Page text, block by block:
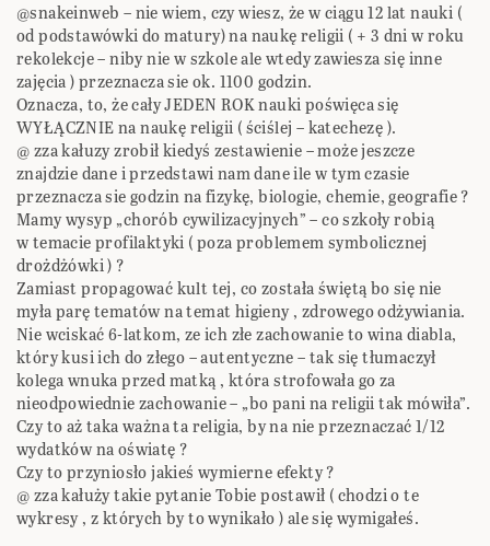
@snakeinweb – nie wiem, czy wiesz, że w ciągu 12 lat nauki (
od podstawówki do matury) na naukę religii ( + 3 dni w roku
rekolekcje – niby nie w szkole ale wtedy zawiesza się inne
zajęcia ) przeznacza sie ok. 1100 godzin.
Oznacza, to, że cały JEDEN ROK nauki poświęca się
WYŁĄCZNIE na naukę religii ( ściślej – katechezę ).
@ zza kałuzy zrobił kiedyś zestawienie – może jeszcze
znajdzie dane i przedstawi nam dane ile w tym czasie
przeznacza sie godzin na fizykę, biologie, chemie, geografie ?
Mamy wysyp „chorób cywilizacyjnych” – co szkoły robią
w temacie profilaktyki ( poza problemem symbolicznej
drożdżówki ) ?
Zamiast propagować kult tej, co została świętą bo się nie
myła parę tematów na temat higieny , zdrowego odżywiania.
Nie wciskać 6-latkom, ze ich złe zachowanie to wina diabla,
który kusi ich do złego – autentyczne – tak się tłumaczył
kolega wnuka przed matką , która strofowała go za
nieodpowiednie zachowanie – „bo pani na religii tak mówiła”.
Czy to aż taka ważna ta religia, by na nie przeznaczać 1/12
wydatków na oświatę ?
Czy to przyniosło jakieś wymierne efekty ?
@ zza kałuży takie pytanie Tobie postawił ( chodzi o te
wykresy , z których by to wynikało ) ale się wymigałeś.